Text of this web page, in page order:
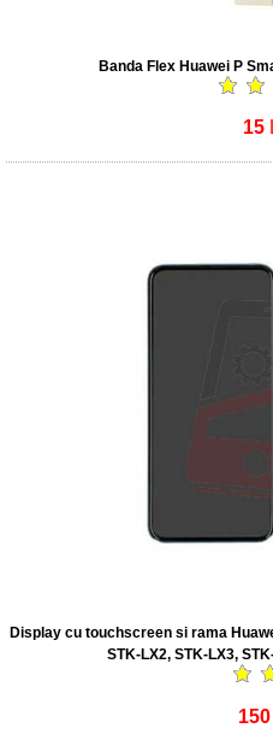
Banda Flex Huawei P
15
Display cu touchscreen si rama
STK-LX2, STK-LX3,
150